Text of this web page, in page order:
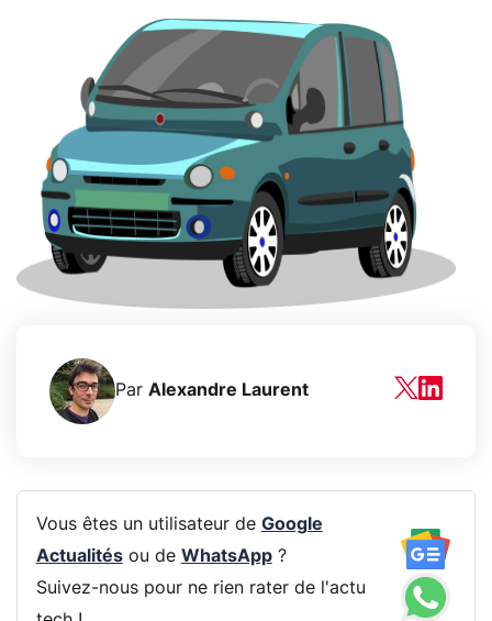
Par Alexandre Laurent
Vous êtes un utilisateur de Google
Actualitésou de WhatsApp?
Suivez-nous pour ne rien rater de l'actu